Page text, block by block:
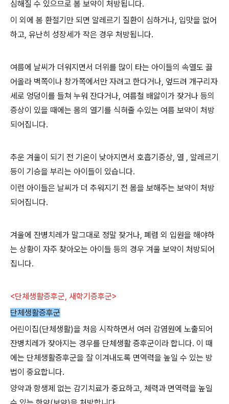
심해질 수 있으므로 봄 보약이 처방됩니다.
이 외에 봄 환절기만 되면 알레르기 질환이 심하거나, 입맛을 없어
하고, 유난히 성장세가 작은 경우 처방됩니다.
여름에 날씨가 더워지면서 더위를 많이 타는 아이들의 속열도 끓
어올라 벽쪽이나 창가쪽에서만 자려고 한다거나, 엎드려 개구리자
세로 엉덩이를 들쳐 누워 잔다거나, 여름철 배앓이가 잦거나 등의
증상이 있을 때에는 몸의 열기를 식혀줄 수있는 여름 보약이 처방
되어집니다.
추운 겨울이 되기 전 기온이 낮아지면서 호흡기증상, 열 , 알레르기
등이 기승을 부리는 아이들이 있습니다.
이런 아이들은 날씨가 더 추워지기 전 몸을 보해주는 보약이 처방
되어집니다.
겨울에 잔병치레가 말그대로 정말 잦거나, 폐렴 외 입원을 해야하
는 상황이 자주 찾아오는 아이들 등의 경우 겨울 보약이 처방되어
집니다.
<단체생활증후군, 새학기증후군>
단체생활증후군
어린이집(단체생활)을 처음 시작하면서 여러 감염원에 노출되어
잔병치레가 잦아지는 경우를 단체생활 증후군이라 합니다. 이 때
에는 단체생활증후군을 잘 이겨내도록 면역력을 높일 수 있는 방
법이 중요합니다.
양약과 항생제 없는 감기치료가 중요하고, 체력과 면역력을 높일